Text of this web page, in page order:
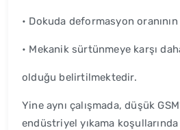
• Dokuda deformasyon
• Mekanik sürtünmeye karşı
olduğu belirtilmektedir.
Yine aynı çalışmada, düşük
endüstriyel yıkama koşullarında